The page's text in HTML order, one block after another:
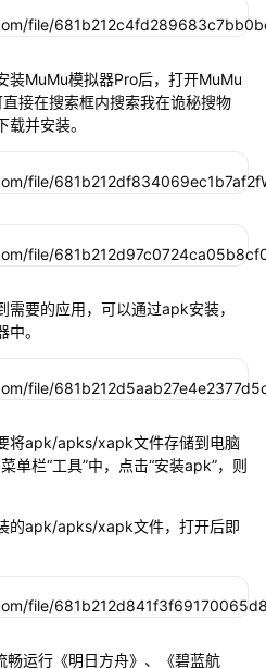
装MuMu模拟器Pro后，打开MuMu
接在搜索框内搜索我在诡秘搜物
并安装。
要的应用，可以通过apk安装，
。
将apk/apks/xapk文件存储到电脑
单栏“工具”中，点击“安装apk”，则
的apk/apks/xapk文件，打开后即
运行《明日方舟》、《碧蓝航